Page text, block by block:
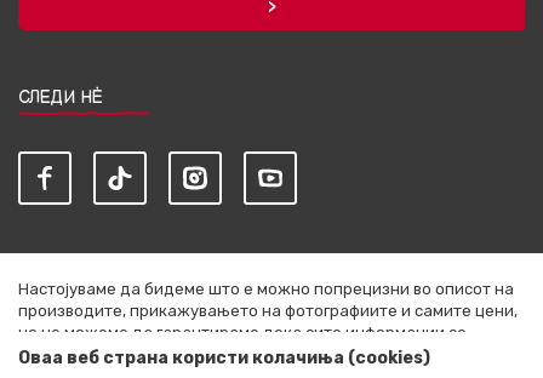
СЛЕДИ НЀ
Настојуваме да бидеме што е можно попрецизни во описот на
производите, прикажувањето на фотографиите и самите цени,
но не можеме да гарантираме дека сите информации се
комплетни и без грешки. Сите артикли прикажани на сајтот се
Оваа веб страна користи колачиња (cookies)